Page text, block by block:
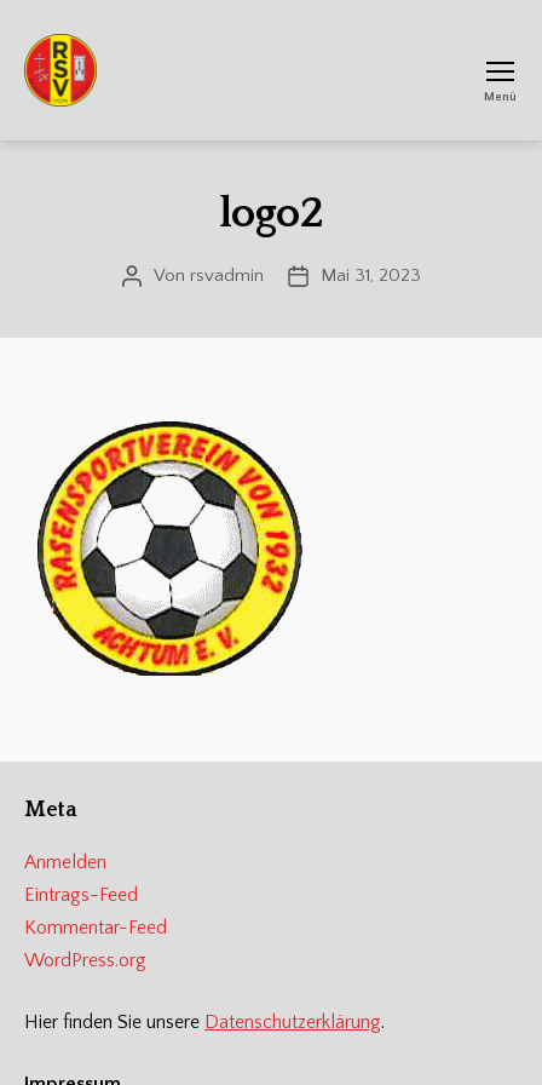
Menü
logo2
Beitragsautor
Von rsvadmin Veröffentlichungsdatum
Mai 31, 2023
Meta
Anmelden
Eintrags-Feed
Kommentar-Feed
WordPress.org
Hier finden Sie unsere Datenschutzerklärung.